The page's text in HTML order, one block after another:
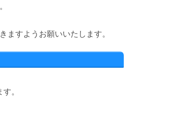
すようお願いいたします。
。